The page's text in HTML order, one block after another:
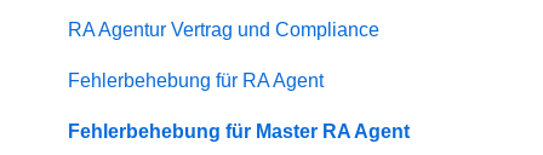
RA Agentur Vertrag und Compliance
Fehlerbehebung für RA Agent
Fehlerbehebung für Master RA Agent